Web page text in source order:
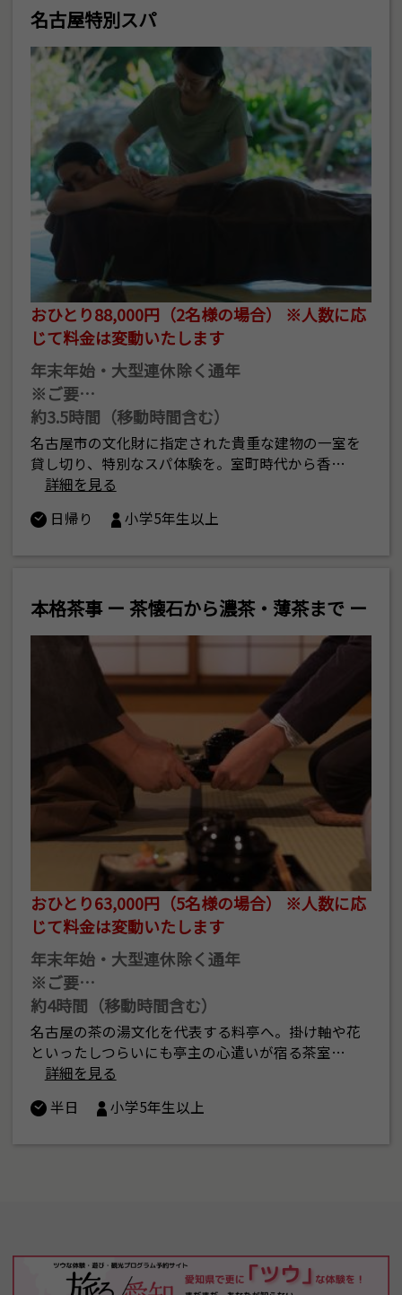
名古屋特別スパ
おひとり88,000円（2名様の場合） ※人数に応
じて料金は変動いたします
年末年始・大型連休除く通年
※ご要…
約3.5時間（移動時間含む）
名古屋市の文化財に指定された貴重な建物の一室を
貸し切り、特別なスパ体験を。室町時代から香…
詳細を見る
日帰り
小学5年生以上
本格茶事 ー 茶懐石から濃茶・薄茶まで ー
おひとり63,000円（5名様の場合） ※人数に応
じて料金は変動いたします
年末年始・大型連休除く通年
※ご要…
約4時間（移動時間含む）
名古屋の茶の湯文化を代表する料亭へ。掛け軸や花
といったしつらいにも亭主の心遣いが宿る茶室…
詳細を見る
半日
小学5年生以上